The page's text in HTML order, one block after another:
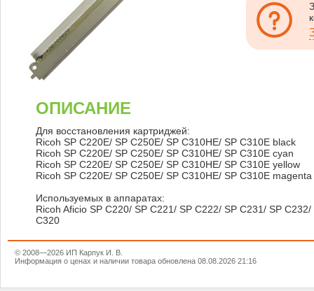
ОПИСАНИЕ
Для восстановления картриджей:
Ricoh SP C220E/ SP C250E/ SP C310HE/ SP C310E black
Ricoh SP C220E/ SP C250E/ SP C310HE/ SP C310E cyan
Ricoh SP C220E/ SP C250E/ SP C310HE/ SP C310E yellow
Ricoh SP C220E/ SP C250E/ SP C310HE/ SP C310E magenta
Используемых в аппаратах:
Ricoh Aficio SP C220/ SP C221/ SP C222/ SP C231/ SP
C320
© 2008—2026 ИП Карпук И. В.
Информация о ценах и наличии товара обновлена 08.08.2026 21:16